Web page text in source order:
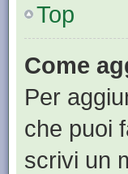
Top
Come
Per
che puoi
scrivi un